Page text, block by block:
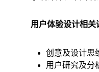
用户体验设计相关
创意及设计思
用户研究及分